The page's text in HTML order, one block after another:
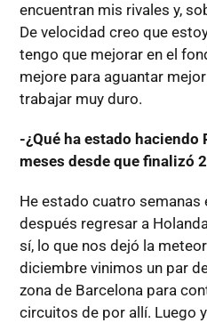
encuentran mis rivales y,
De velocidad creo que
tengo que mejorar en el
mejore para aguantar
trabajar muy duro.
-¿Qué ha estado haciendo
meses desde que finalizó
He estado cuatro semanas
después regresar a
sí, lo que nos dejó la
diciembre vinimos un par
zona de Barcelona para
circuitos de por allí. Luego